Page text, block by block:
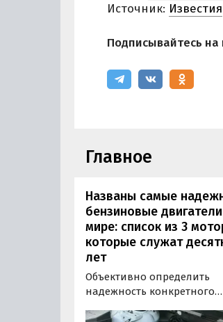
Источник: Известия
Подписывайтесь на
Главное
Названы самые
бензиновые
мире: список из 3
которые служат
лет
Объективно определить
надежность конкретного